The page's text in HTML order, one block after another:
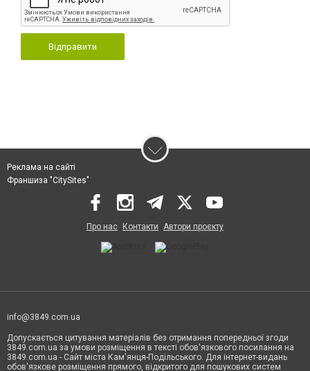
Відправити
Реклама на сайті
Франшиза "CitySites"
Про нас Контакти Автори проєкту
info@3849.com.ua
Допускається цитування матеріалів без отримання попередньої згоди
3849.com.ua за умови розміщення в тексті обов'язкового посилання на
3849.com.ua - Сайт міста Кам'янця-Подільського. Для інтернет-видань
обов'язкове розміщення прямого, відкритого для пошукових систем